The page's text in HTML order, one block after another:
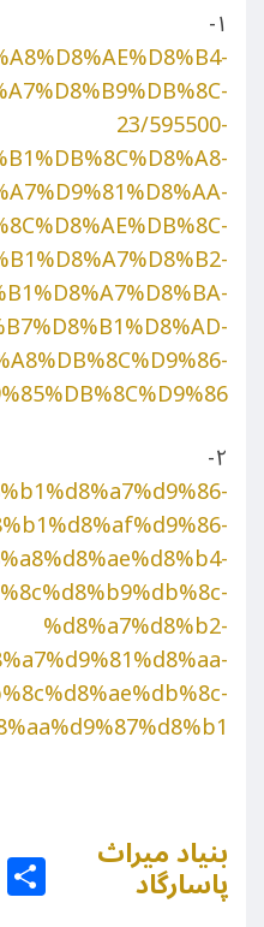
۱-
23/595500-
۲-
%d8%a7%d8%b2-
Balatarin
Share
بنیاد میراث
پاسارگاد